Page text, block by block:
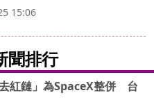
15:06
聞排行
紅鏈」為SpaceX整併 台